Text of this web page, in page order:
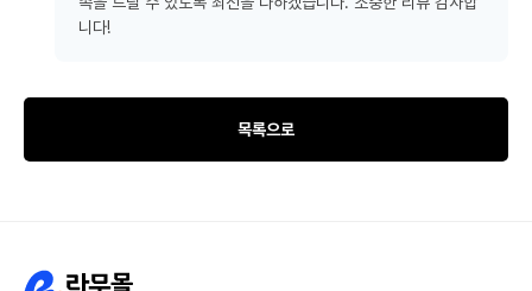
니다!
목록으로